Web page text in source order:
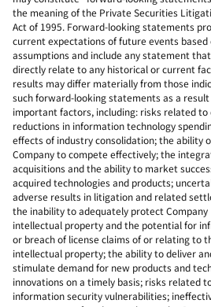
the meaning of the Private Securities
Act of 1995. Forward-looking statements
current expectations of future events based
assumptions and include any statement
directly relate to any historical or current
results may differ materially from those
such forward-looking statements as a
important factors, including: risks related to
reductions in information technology
effects of industry consolidation; the ability
Company to compete effectively; the
acquisitions and the ability to market
acquired technologies and products;
adverse results in litigation and related
the inability to adequately protect Company
intellectual property and the potential for
or breach of license claims of or relating to
intellectual property; the ability to deliver
stimulate demand for new products and
innovations on a timely basis; risks related
information security vulnerabilities;